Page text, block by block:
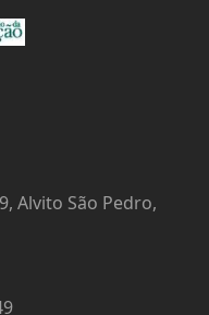
Alvito São Pedro,